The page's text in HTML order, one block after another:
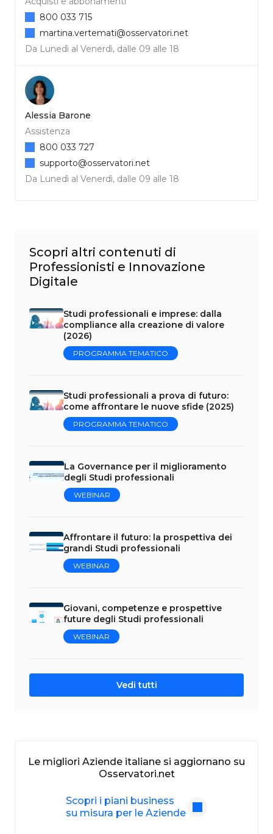
Da Lunedì al Venerdì, dalle 09 alle 18
800 033 715
martina.vertemati@osservatori.net
Alessia Barone
Assistenza
Da Lunedì al Venerdì, dalle 09 alle 18
800 033 727
supporto@osservatori.net
Scopri altri contenuti di
Professionisti e Innovazione
Digitale
Studi professionali e imprese: dalla
compliance alla creazione di valore
(2026)
PROGRAMMA TEMATICO
Studi professionali a prova di futuro:
come affrontare le nuove sfide (2025)
PROGRAMMA TEMATICO
La Governance per il miglioramento
degli Studi professionali
WEBINAR
Affrontare il futuro: la prospettiva dei
grandi Studi professionali
WEBINAR
Giovani, competenze e prospettive
future degli Studi professionali
WEBINAR
Vedi tutti
Le migliori Aziende italiane si aggiornano su
Osservatori.net
Scopri i piani business
su misura per le Aziende